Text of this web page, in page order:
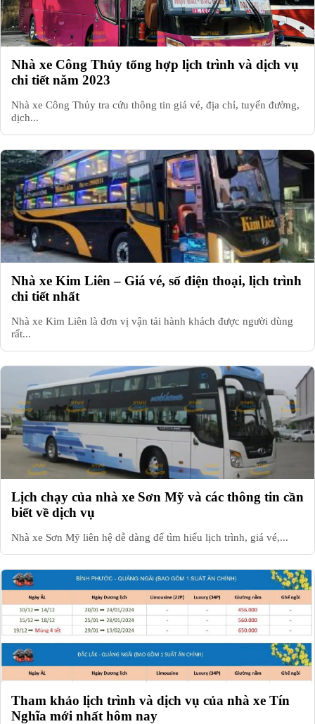
Nhà xe Công Thủy tổng hợp lịch trình và dịch vụ
chi tiết năm 2023
Nhà xe Công Thủy tra cứu thông tin giá vé, địa chỉ, tuyến đường,
dịch...
Nhà xe Kim Liên – Giá vé, số điện thoại, lịch trình
chi tiết nhất
Nhà xe Kim Liên là đơn vị vận tải hành khách được người dùng
rất...
Lịch chạy của nhà xe Sơn Mỹ và các thông tin cần
biết về dịch vụ
Nhà xe Sơn Mỹ liên hệ dễ dàng để tìm hiểu lịch trình, giá vé,...
Tham khảo lịch trình và dịch vụ của nhà xe Tín
Nghĩa mới nhất hôm nay